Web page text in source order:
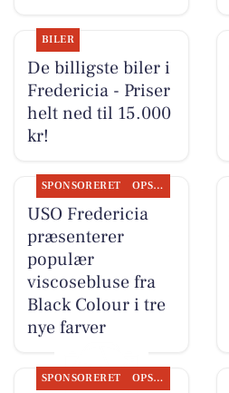
BILER
De billigste biler i
Fredericia - Priser
helt ned til 15.000
kr!
SPONSORERET OPSLAGSTAVLEN
USO Fredericia
præsenterer
populær
viscosebluse fra
Black Colour i tre
nye farver
SPONSORERET OPSLAGSTAVLEN